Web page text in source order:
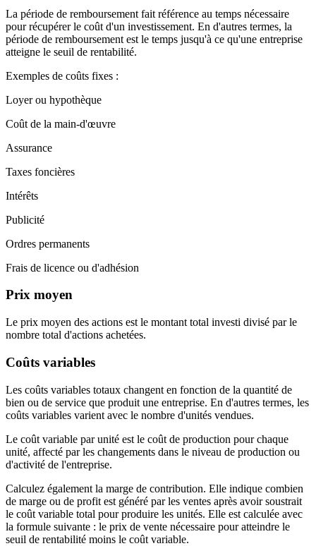
La période de remboursement fait référence au temps nécessaire
pour récupérer le coût d'un investissement. En d'autres termes, la
période de remboursement est le temps jusqu'à ce qu'une entreprise
atteigne le seuil de rentabilité.
Exemples de coûts fixes :
Loyer ou hypothèque
Coût de la main-d'œuvre
Assurance
Taxes foncières
Intérêts
Publicité
Ordres permanents
Frais de licence ou d'adhésion
Prix moyen
Le prix moyen des actions est le montant total investi divisé par le
nombre total d'actions achetées.
Coûts variables
Les coûts variables totaux changent en fonction de la quantité de
bien ou de service que produit une entreprise. En d'autres termes, les
coûts variables varient avec le nombre d'unités vendues.
Le coût variable par unité est le coût de production pour chaque
unité, affecté par les changements dans le niveau de production ou
d'activité de l'entreprise.
Calculez également la marge de contribution. Elle indique combien
de marge ou de profit est généré par les ventes après avoir soustrait
le coût variable total pour produire les unités. Elle est calculée avec
la formule suivante : le prix de vente nécessaire pour atteindre le
seuil de rentabilité moins le coût variable.